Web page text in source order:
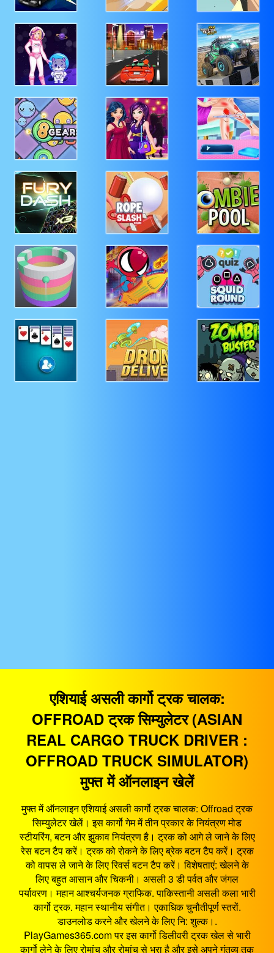
एशियाई असली कार्गो ट्रक चालक:
OFFROAD ट्रक सिम्युलेटर (ASIAN
REAL CARGO TRUCK DRIVER :
OFFROAD TRUCK SIMULATOR)
मुफ्त में ऑनलाइन खेलें
मुफ्त में ऑनलाइन एशियाई असली कार्गो ट्रक चालक: Offroad ट्रक
सिम्युलेटर खेलें। इस कार्गो गेम में तीन प्रकार के नियंत्रण मोड
स्टीयरिंग, बटन और झुकाव नियंत्रण है। ट्रक को आगे ले जाने के लिए
रेस बटन टैप करें। ट्रक को रोकने के लिए ब्रेक बटन टैप करें। ट्रक
को वापस ले जाने के लिए रिवर्स बटन टैप करें। विशेषताएं: खेलने के
लिए बहुत आसान और चिकनी। असली 3 डी पर्वत और जंगल
पर्यावरण। महान आश्चर्यजनक ग्राफिक. पाकिस्तानी असली कला भारी
कार्गो ट्रक. महान स्थानीय संगीत। एकाधिक चुनौतीपूर्ण स्तरों.
डाउनलोड करने और खेलने के लिए नि: शुल्क।.
PlayGames365.com पर इस कार्गो डिलीवरी ट्रक खेल से भारी
कार्गो लेने के लिए रोमांच और रोमांच से भरा है और इसे अपने गंतव्य तक